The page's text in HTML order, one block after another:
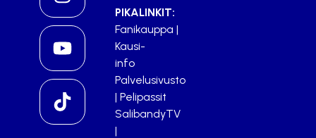
PIKALINKIT:
Fanikauppa |
Kausi-
info
Palvelusivusto
| Pelipassit
SalibandyTV
|